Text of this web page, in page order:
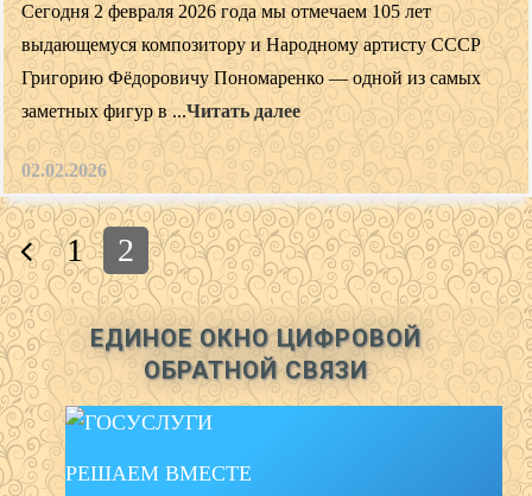
Сегодня 2 февраля 2026 года мы отмечаем 105 лет
выдающемуся композитору и Народному артисту СССР
Григорию Фёдоровичу Пономаренко — одной из самых
заметных фигур в ...Читать далее
02.02.2026
Posts
navigation
1 2
ЕДИНОЕ ОКНО ЦИФРОВОЙ
ОБРАТНОЙ СВЯЗИ
РЕШАЕМ ВМЕСТЕ